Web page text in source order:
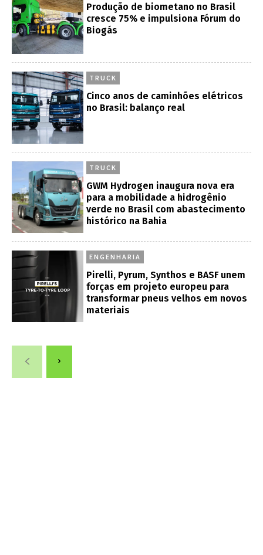
Produção de biometano no Brasil
cresce 75% e impulsiona Fórum do
Biogás
TRUCK
Cinco anos de caminhões elétricos
no Brasil: balanço real
TRUCK
GWM Hydrogen inaugura nova era
para a mobilidade a hidrogênio
verde no Brasil com abastecimento
histórico na Bahia
ENGENHARIA
Pirelli, Pyrum, Synthos e BASF unem
forças em projeto europeu para
transformar pneus velhos em novos
materiais